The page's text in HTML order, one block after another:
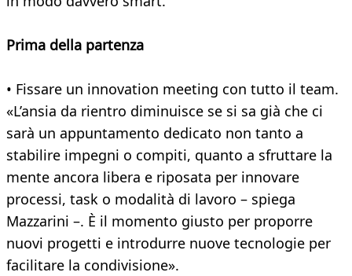
Prima della partenza
• Fissare un innovation meeting con tutto il team.
«L’ansia da rientro diminuisce se si sa già che ci
sarà un appuntamento dedicato non tanto a
stabilire impegni o compiti, quanto a sfruttare la
mente ancora libera e riposata per innovare
processi, task o modalità di lavoro – spiega
Mazzarini –. È il momento giusto per proporre
nuovi progetti e introdurre nuove tecnologie per
facilitare la condivisione».